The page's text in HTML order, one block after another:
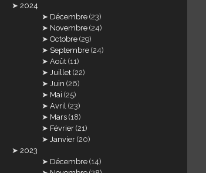
2024
Décembre (23)
Novembre (24)
Octobre (29)
Septembre (24)
Août (11)
Juillet (22)
Juin (26)
Mai (25)
Avril (23)
Mars (18)
Février (21)
Janvier (20)
2023
Décembre (14)